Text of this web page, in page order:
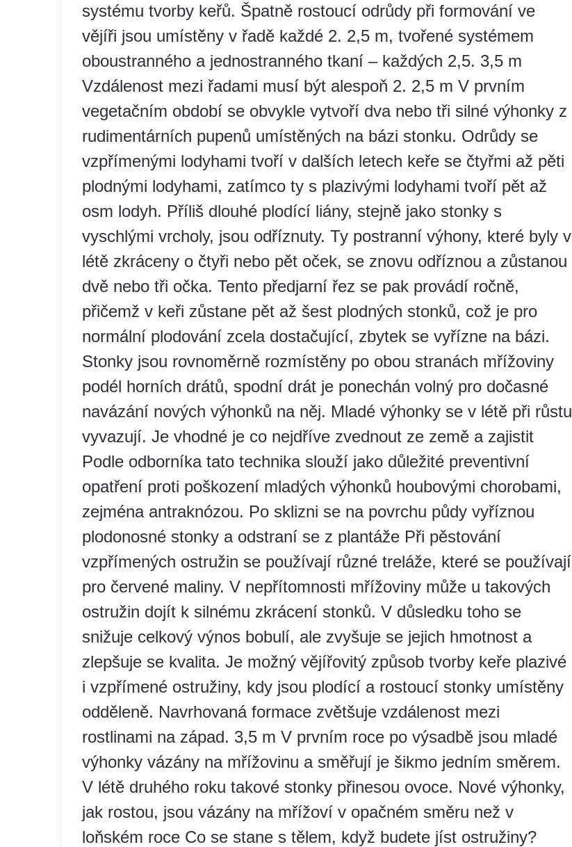
systému tvorby keřů. Špatně rostoucí odrůdy při formování ve
vějíři jsou umístěny v řadě každé 2. 2,5 m, tvořené systémem
oboustranného a jednostranného tkaní – každých 2,5. 3,5 m
Vzdálenost mezi řadami musí být alespoň 2. 2,5 m V prvním
vegetačním období se obvykle vytvoří dva nebo tři silné výhonky z
rudimentárních pupenů umístěných na bázi stonku. Odrůdy se
vzpřímenými lodyhami tvoří v dalších letech keře se čtyřmi až pěti
plodnými lodyhami, zatímco ty s plazivými lodyhami tvoří pět až
osm lodyh. Příliš dlouhé plodící liány, stejně jako stonky s
vyschlými vrcholy, jsou odříznuty. Ty postranní výhony, které byly v
létě zkráceny o čtyři nebo pět oček, se znovu odříznou a zůstanou
dvě nebo tři očka. Tento předjarní řez se pak provádí ročně,
přičemž v keři zůstane pět až šest plodných stonků, což je pro
normální plodování zcela dostačující, zbytek se vyřízne na bázi.
Stonky jsou rovnoměrně rozmístěny po obou stranách mřížoviny
podél horních drátů, spodní drát je ponechán volný pro dočasné
navázání nových výhonků na něj. Mladé výhonky se v létě při růstu
vyvazují. Je vhodné je co nejdříve zvednout ze země a zajistit
Podle odborníka tato technika slouží jako důležité preventivní
opatření proti poškození mladých výhonků houbovými chorobami,
zejména antraknózou. Po sklizni se na povrchu půdy vyříznou
plodonosné stonky a odstraní se z plantáže Při pěstování
vzpřímených ostružin se používají různé treláže, které se používají
pro červené maliny. V nepřítomnosti mřížoviny může u takových
ostružin dojít k silnému zkrácení stonků. V důsledku toho se
snižuje celkový výnos bobulí, ale zvyšuje se jejich hmotnost a
zlepšuje se kvalita. Je možný vějířovitý způsob tvorby keře plazivé
i vzpřímené ostružiny, kdy jsou plodící a rostoucí stonky umístěny
odděleně. Navrhovaná formace zvětšuje vzdálenost mezi
rostlinami na západ. 3,5 m V prvním roce po výsadbě jsou mladé
výhonky vázány na mřížovinu a směřují je šikmo jedním směrem.
V létě druhého roku takové stonky přinesou ovoce. Nové výhonky,
jak rostou, jsou vázány na mřížoví v opačném směru než v
loňském roce Co se stane s tělem, když budete jíst ostružiny?